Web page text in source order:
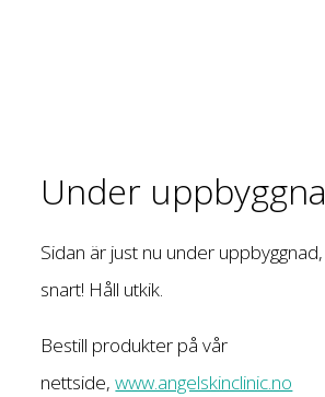
Under
Sidan är just nu under
snart! Håll utkik.
Bestill produkter på vår
nettside,www.angelskinclinic.no